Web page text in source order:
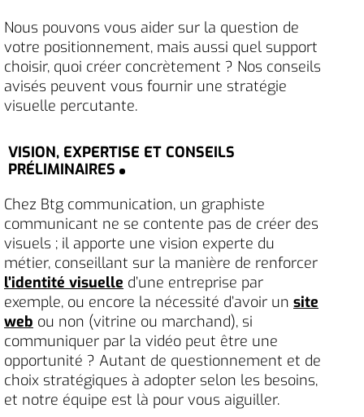
Nous pouvons vous aider sur la question de
votre positionnement, mais aussi quel support
choisir, quoi créer concrètement ? Nos conseils
avisés peuvent vous fournir une stratégie
visuelle percutante.
VISION, EXPERTISE ET CONSEILS
PRÉLIMINAIRES
Chez Btg communication, un graphiste
communicant ne se contente pas de créer des
visuels ; il apporte une vision experte du
métier, conseillant sur la manière de renforcer
l’identité visuelle d’une entreprise par
exemple, ou encore la nécessité d’avoir un site
web ou non (vitrine ou marchand), si
communiquer par la vidéo peut être une
opportunité ? Autant de questionnement et de
choix stratégiques à adopter selon les besoins,
et notre équipe est là pour vous aiguiller.